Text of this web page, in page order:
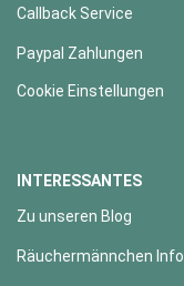
Callback Service
Paypal Zahlungen
Cookie Einstellungen
INTERESSANTES
Zu unseren Blog
Räuchermännchen Info